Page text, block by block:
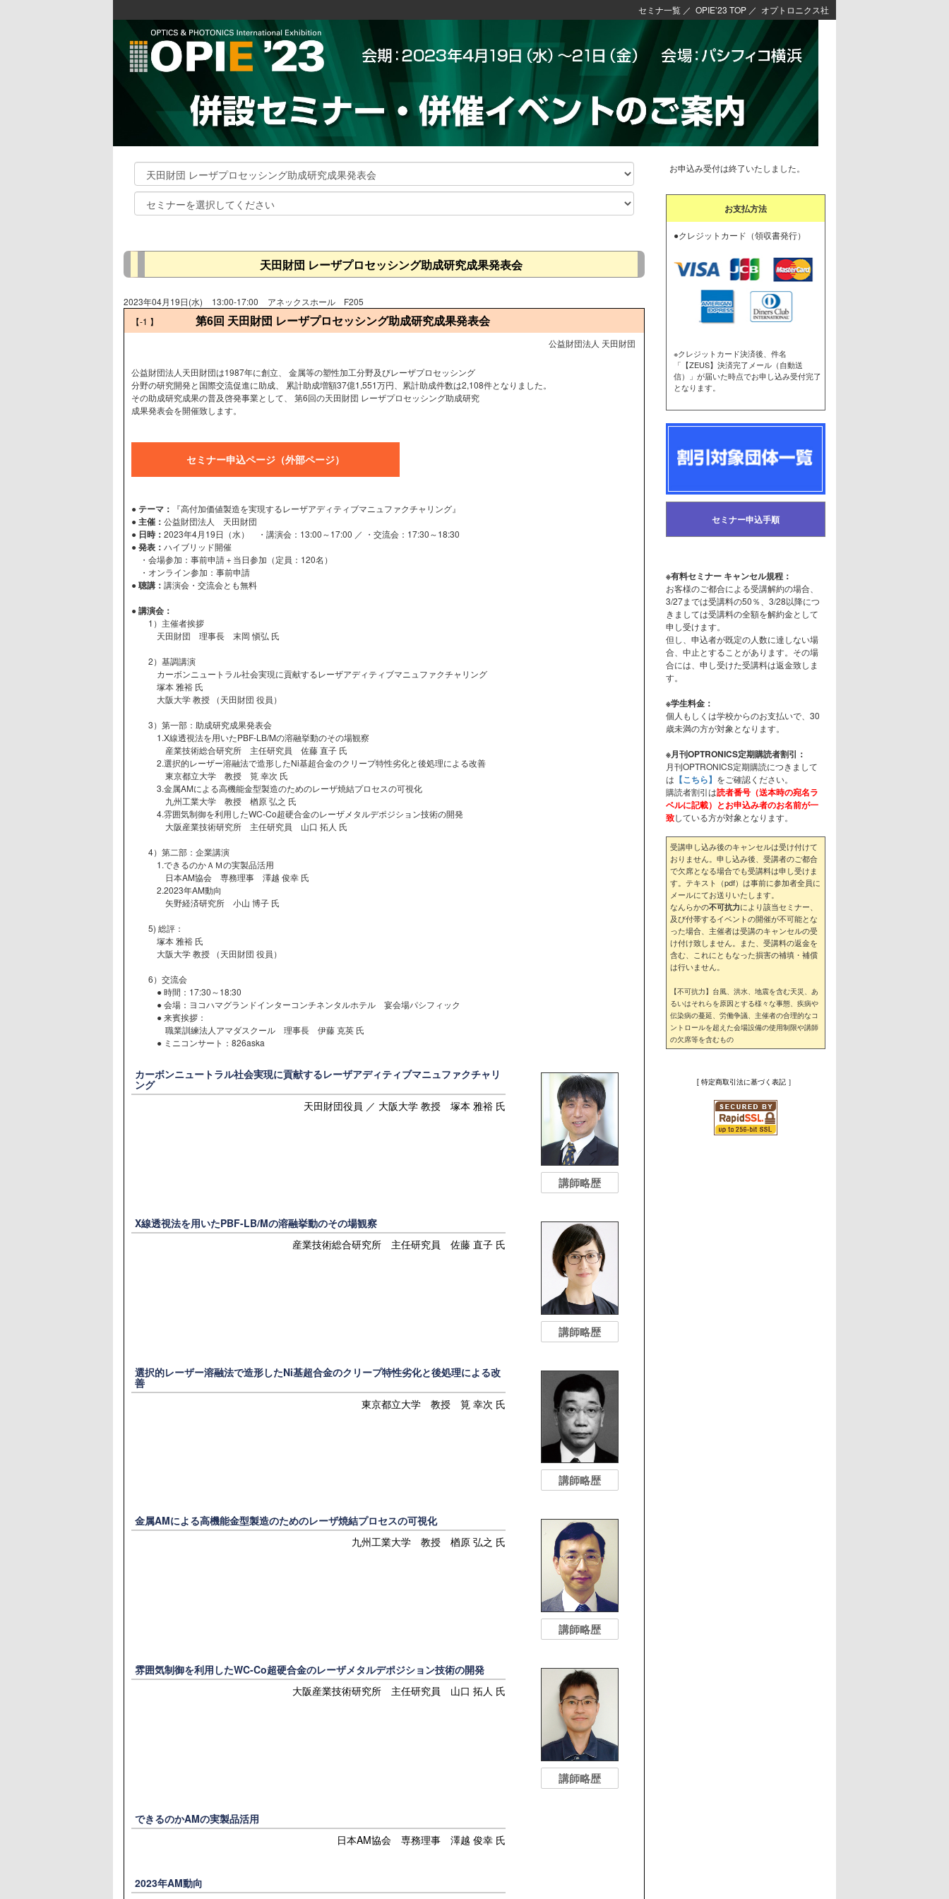
セミナ一覧 ／ OPIE’23 TOP ／ オプトロニクス社
天田財団 レーザプロセッシング助成研究成果発表会
2023年04月19日(水) 13:00-17:00
アネックスホール F205
【-1 】 第6回 天田財団 レーザプロセッシング助成研究成果発表会
公益財団法人 天田財団
公益財団法人天田財団は1987年に創立、 金属等の塑性加工分野及びレーザプロセッシング
分野の研究開発と国際交流促進に助成、 累計助成増額37億1,551万円、累計助成件数は2,108件となりました。
その助成研究成果の普及啓発事業として、 第6回の天田財団 レーザプロセッシング助成研究
成果発表会を開催致します。
セミナー申込ページ（外部ページ）
● テーマ： 『高付加価値製造を実現するレーザアディティブマニュファクチャリング』
● 主催： 公益財団法人 天田財団
● 日時： 2023年4月19日（水） ・講演会：13:00～17:00 ／ ・交流会：17:30～18:30
● 発表： ハイブリッド開催
・会場参加：事前申請＋当日参加（定員：120名）
・オンライン参加：事前申請
● 聴講： 講演会・交流会とも無料
● 講演会：
1）主催者挨拶
天田財団 理事長 末岡 愼弘 氏
2）基調講演
カーボンニュートラル社会実現に貢献するレーザアディティブマニュファクチャリング
塚本 雅裕 氏
大阪大学 教授 （天田財団 役員）
3）第一部：助成研究成果発表会
1.X線透視法を用いたPBF-LB/Mの溶融挙動のその場観察
産業技術総合研究所 主任研究員 佐藤 直子 氏
2.選択的レーザー溶融法で造形したNi基超合金のクリープ特性劣化と後処理による改善
東京都立大学 教授 筧 幸次 氏
3.金属AMによる高機能金型製造のためのレーザ焼結プロセスの可視化
九州工業大学 教授 楢原 弘之 氏
4.雰囲気制御を利用したWC-Co超硬合金のレーザメタルデポジション技術の開発
大阪産業技術研究所 主任研究員 山口 拓人 氏
4）第二部：企業講演
1.できるのかＡＭの実製品活用
日本AM協会 専務理事 澤越 俊幸 氏
2.2023年AM動向
矢野経済研究所 小山 博子 氏
5) 総評：
塚本 雅裕 氏
大阪大学 教授 （天田財団 役員）
6）交流会
● 時間：17:30～18:30
● 会場：ヨコハマグランドインターコンチネンタルホテル 宴会場パシフィック
● 来賓挨拶：
職業訓練法人アマダスクール 理事長 伊藤 克英 氏
● ミニコンサート：826aska
カーボンニュートラル社会実現に貢献するレーザアディティブマニュファクチャリ
ング
天田財団役員 ／ 大阪大学 教授 塚本 雅裕 氏
講師略歴
X線透視法を用いたPBF-LB/Mの溶融挙動のその場観察
産業技術総合研究所 主任研究員 佐藤 直子 氏
講師略歴
選択的レーザー溶融法で造形したNi基超合金のクリープ特性劣化と後処理による改
善
東京都立大学 教授 筧 幸次 氏
講師略歴
金属AMによる高機能金型製造のためのレーザ焼結プロセスの可視化
九州工業大学 教授 楢原 弘之 氏
講師略歴
雰囲気制御を利用したWC-Co超硬合金のレーザメタルデポジション技術の開発
大阪産業技術研究所 主任研究員 山口 拓人 氏
講師略歴
できるのかAMの実製品活用
日本AM協会 専務理事 澤越 俊幸 氏
2023年AM動向
お申込み受付は終了いたしました。
お支払方法
●クレジットカード（領収書発行）
※クレジットカード決済後、件名
「【ZEUS】決済完了メール（自動送
信）」が届いた時点でお申し込み受付完了
となります。
セミナー申込手順
※有料セミナー キャンセル規程：
お客様のご都合による受講解約の場合、
3/27までは受講料の50％、3/28以降につ
きましては受講料の全額を解約金として
申し受けます。
但し、申込者が既定の人数に達しない場
合、中止とすることがあります。その場
合には、申し受けた受講料は返金致しま
す。
※学生料金：
個人もしくは学校からのお支払いで、30
歳未満の方が対象となります。
※月刊OPTRONICS定期購読者割引：
月刊OPTRONICS定期購読につきまして
は 【こちら】 をご確認ください。
購読者割引は読者番号（送本時の宛名ラ
ベルに記載）とお申込み者のお名前が一
致している方が対象となります。
受講申し込み後のキャンセルは受け付けて
おりません。申し込み後、受講者のご都合
で欠席となる場合でも受講料は申し受けま
す。テキスト（pdf）は事前に参加者全員に
メールにてお送りいたします。
なんらかの不可抗力により該当セミナー、
及び付帯するイベントの開催が不可能とな
った場合、主催者は受講のキャンセルの受
け付け致しません。また、受講料の返金を
含む、これにともなった損害の補填・補償
は行いません。
【不可抗力】台風、洪水、地震を含む天災、あ
るいはそれらを原因とする様々な事態、疾病や
伝染病の蔓延、労働争議、主催者の合理的なコ
ントロールを超えた会場設備の使用制限や講師
の欠席等を含むもの
[ 特定商取引法に基づく表記 ］